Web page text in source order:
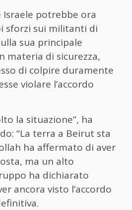
potrebbe ora
sforzi sui militanti di
sua principale
materia di sicurezza,
di colpire duramente
violare l’accordo
la situazione”, ha
“La terra a Beirut sta
ha affermato di aver
ma un alto
ha dichiarato
ancora visto l’accordo